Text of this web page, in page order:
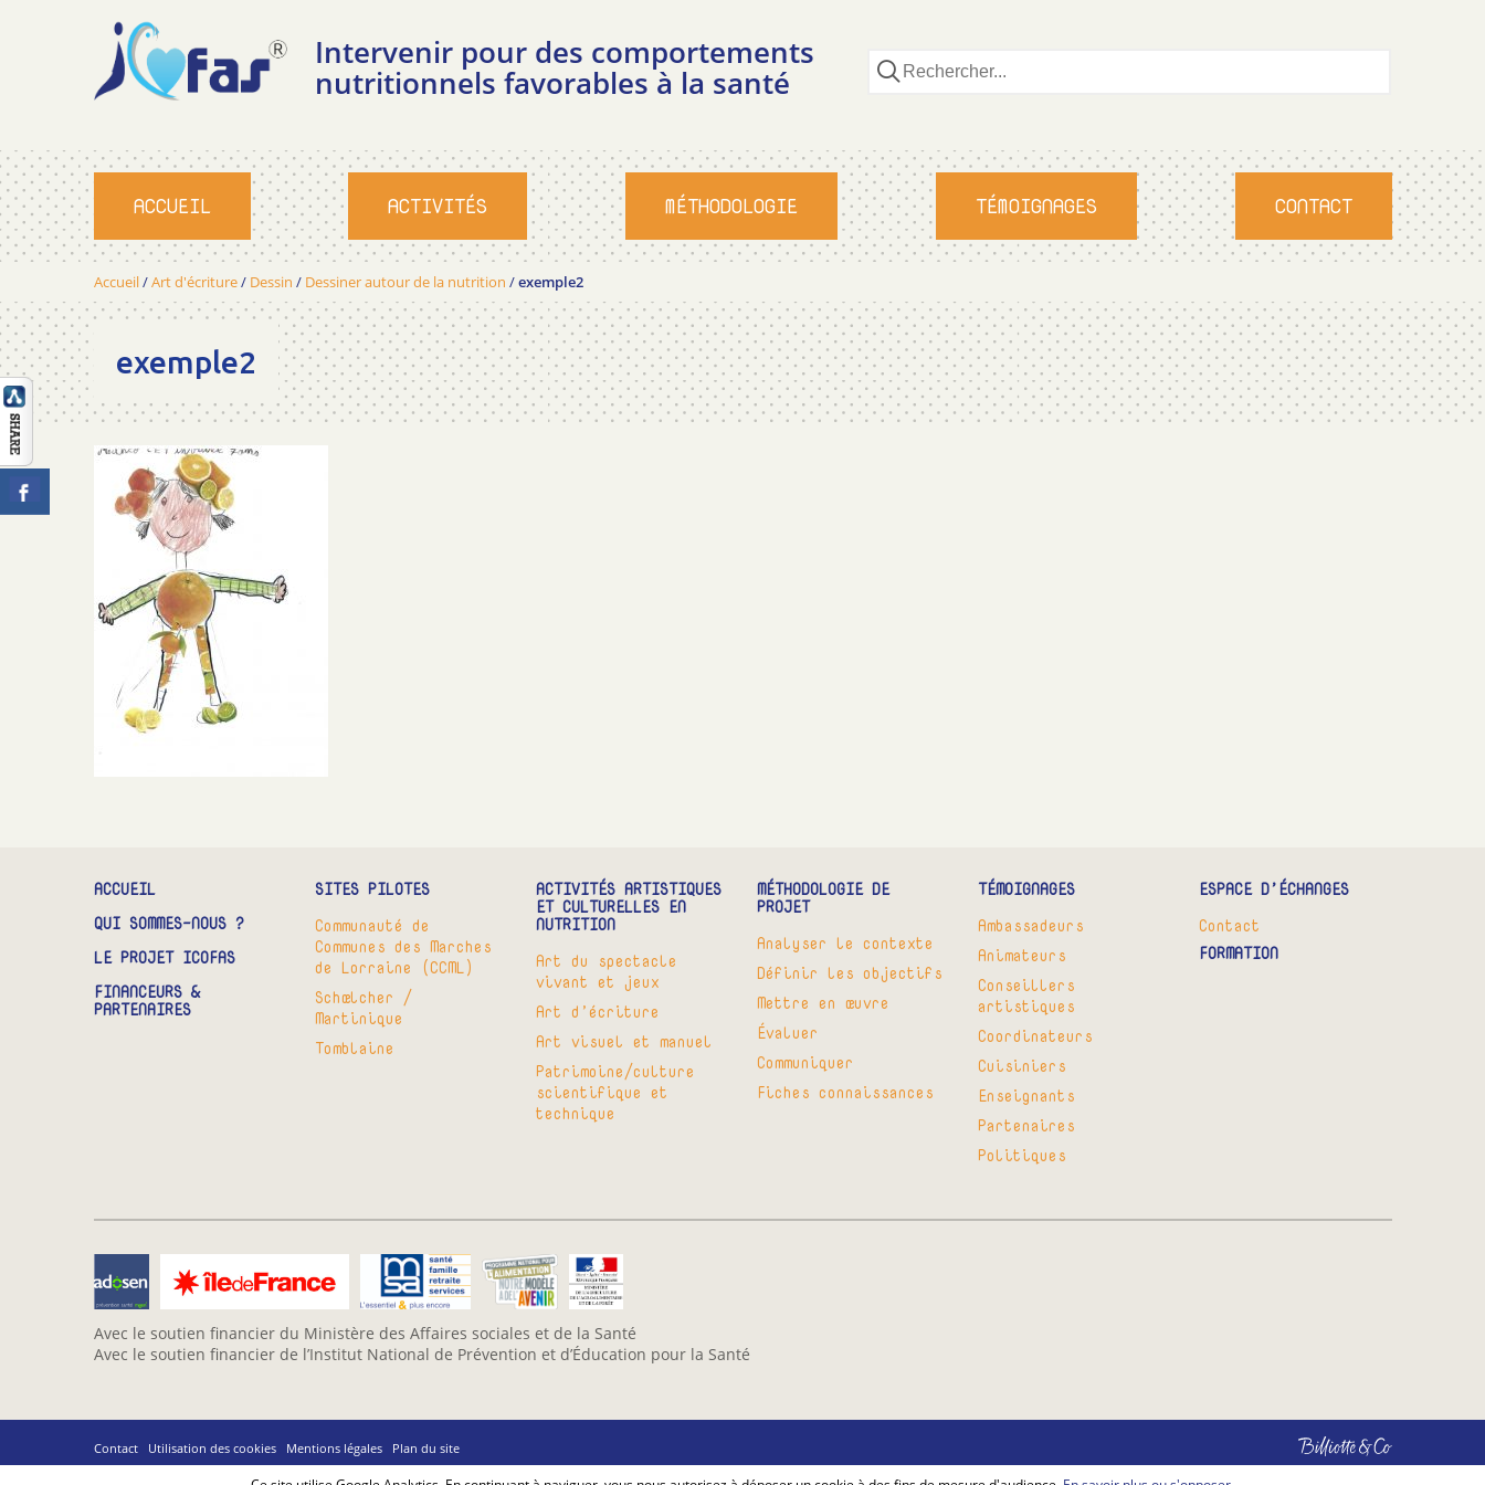
Intervenir pour des comportements
nutritionnels favorables à la santé
ACCUEIL ACTIVITÉS MÉTHODOLOGIE TÉMOIGNAGES CONTACT
Accueil/Art d'écriture/ Dessin / Dessiner autour de la nutrition /exemple2
exemple2
ACCUEIL
QUI SOMMES-NOUS ?
LE PROJET ICOFAS
FINANCEURS &
PARTENAIRES
SITES PILOTES
Communauté de
Communes des Marches
de Lorraine (CCML)
Schœlcher /
Martinique
Tomblaine
ACTIVITÉS ARTISTIQUES
ET CULTURELLES EN
NUTRITION
Art du spectacle
vivant et jeux
Art d’écriture
Art visuel et manuel
Patrimoine/culture
scientifique et
technique
MÉTHODOLOGIE DE
PROJET
Analyser le contexte
Définir les objectifs
Mettre en œuvre
Évaluer
Communiquer
Fiches connaissances
TÉMOIGNAGES
Ambassadeurs
Animateurs
Conseillers
artistiques
Coordinateurs
Cuisiniers
Enseignants
Partenaires
Politiques
ESPACE D’ÉCHANGES
Contact
FORMATION
Avec le soutien financier du Ministère des Affaires sociales et de la Santé
Avec le soutien financier de l’Institut National de Prévention et d’Éducation pour la Santé
Contact Utilisation des cookies Mentions légales Plan du site
Billiotte
&